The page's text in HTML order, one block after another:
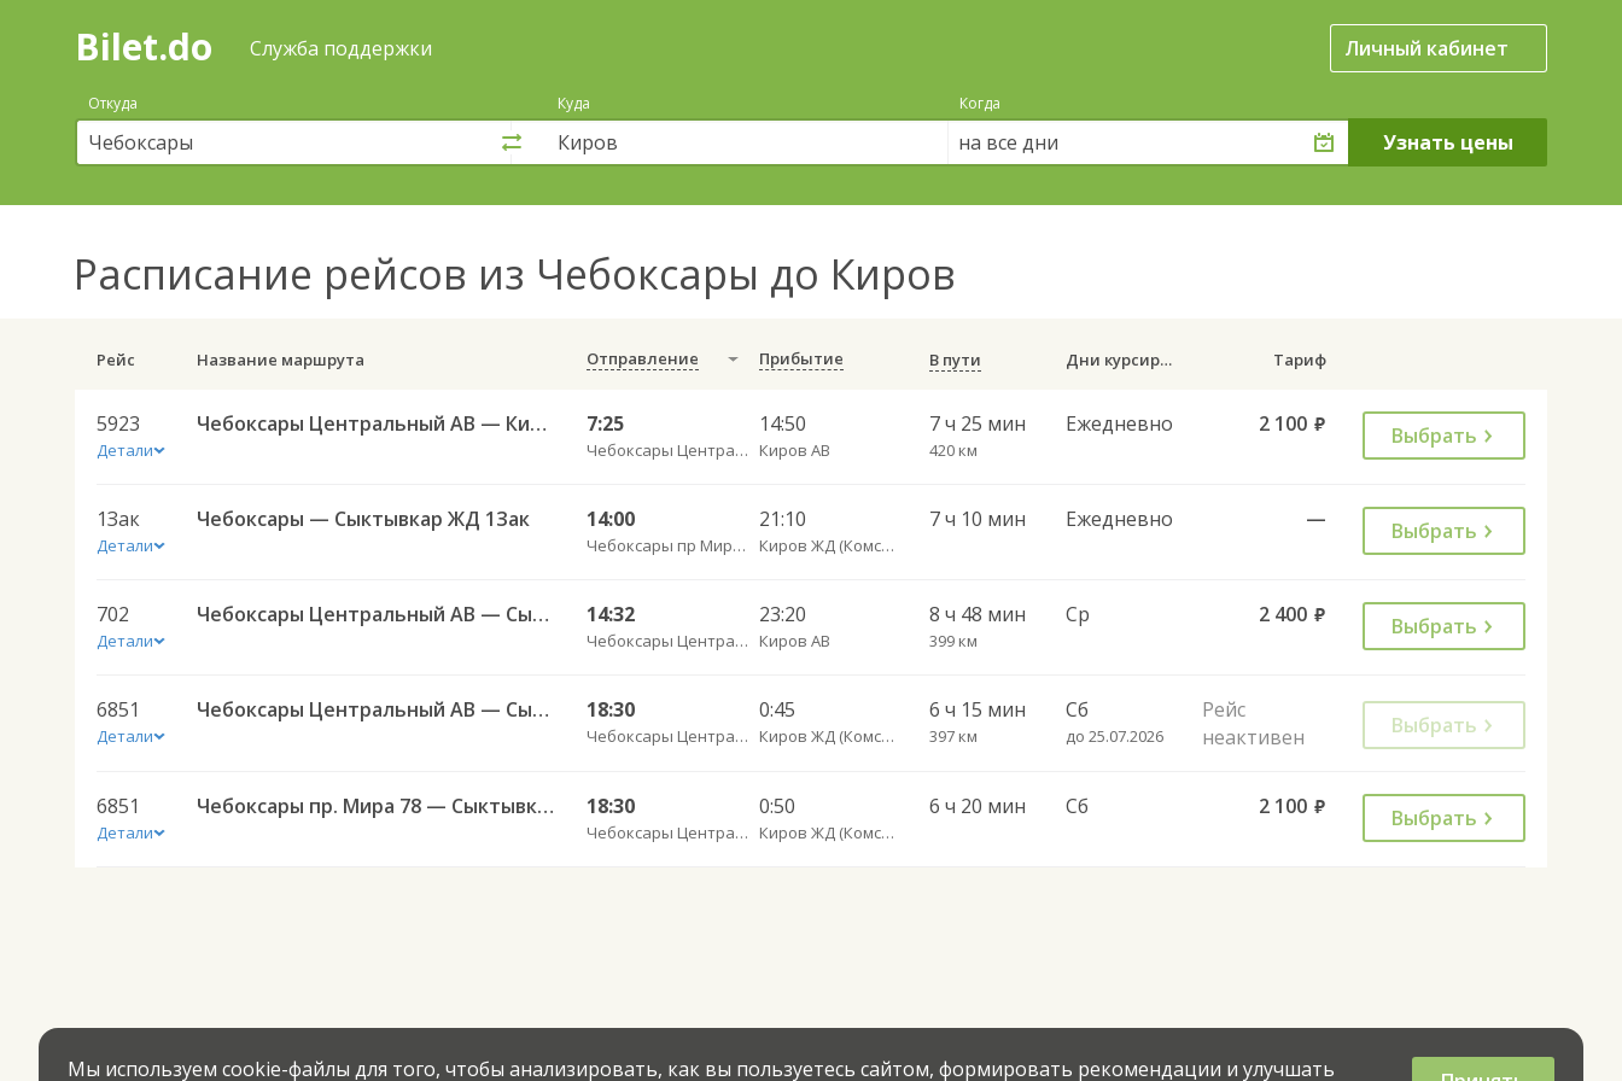
Поиск
покупка
билетов
автобус
онлайн
Bilet.do Служба поддержки Личный кабинет
Откуда Куда Когда
на все дни
Расписание рейсов из Чебоксары до Киров
Рейс Название маршрута Отправление Прибытие В пути Дни курсирования Тариф
5923
Детали
Чебоксары Центральный АВ — Киров АВ ч/з Сернур 5923 7:25
Чебоксары Центральный АВ
14:50
Киров АВ
7 ч 25 мин
420 км
Ежедневно 2 100 руб. Выбрать
1Зак
Детали
Чебоксары — Сыктывкар ЖД 1Зак 14:00
Чебоксары пр Мира 1А
21:10
Киров ЖД (Комсомольская ул, 42)
7 ч 10 мин Ежедневно — Выбрать
702
Детали
Чебоксары Центральный АВ — Сыктывкар АВ САТП № 1 702 14:32
Чебоксары Центральный АВ
23:20
Киров АВ
8 ч 48 мин
399 км
Ср 2 400 руб. Выбрать
6851
Детали
Чебоксары Центральный АВ — Сыктывкар АВ САТП № 1 6851 18:30
Чебоксары Центральный АВ
0:45
Киров ЖД (Комсомольская ул, 42)
6 ч 15 мин
397 км
Сб
до 25.07.2026
Рейс
неактивен
Выбрать
6851
Детали
Чебоксары пр. Мира 78 — Сыктывкар ЖД 6851 18:30
Чебоксары Центральный АВ
0:50
Киров ЖД (Комсомольская ул, 42)
6 ч 20 мин Сб 2 100 руб. Выбрать
Мы используем cookie-файлы для того, чтобы анализировать, как вы пользуетесь сайтом, формировать рекомендации и улучшать